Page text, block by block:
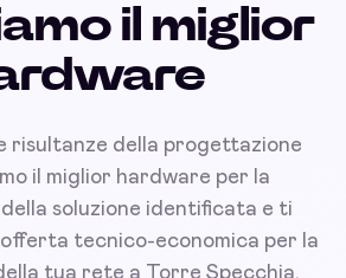
il miglior
risultanze della progettazione
il miglior hardware per la
soluzione identificata e ti
tecnico-economica per la
tua rete a Torre Specchia.